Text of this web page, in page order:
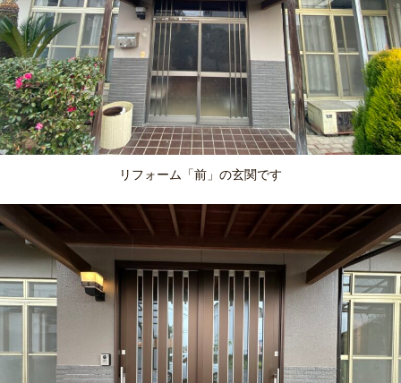
リフォーム「前」の玄関です